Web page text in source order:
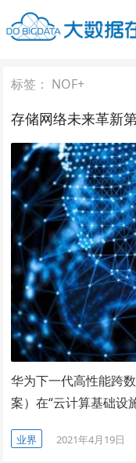
标签： NOF+
存储网络未来革新
华为下一代高性能跨
案）在“云计算基础设
业界 2021年4月19日